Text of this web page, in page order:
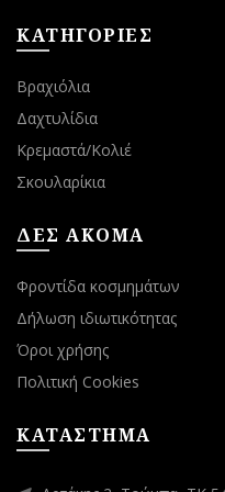
ΚΑΤΗΓΟΡΙΕΣ
Βραχιόλια
Δαχτυλίδια
Κρεμαστά/Κολιέ
Σκουλαρίκια
ΔΕΣ ΑΚΟΜΑ
Φροντίδα κοσμημάτων
Δήλωση ιδιωτικότητας
Όροι χρήσης
Πολιτική Cookies
ΚΑΤΑΣΤΗΜΑ